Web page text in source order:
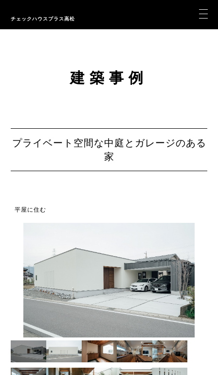
チェックハウスプラス高松
建築事例
プライベート空間な中庭とガレージのある
家
平屋に住む